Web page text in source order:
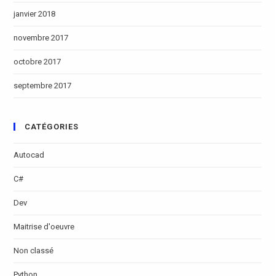
janvier 2018
novembre 2017
octobre 2017
septembre 2017
CATÉGORIES
Autocad
C#
Dev
Maitrise d'oeuvre
Non classé